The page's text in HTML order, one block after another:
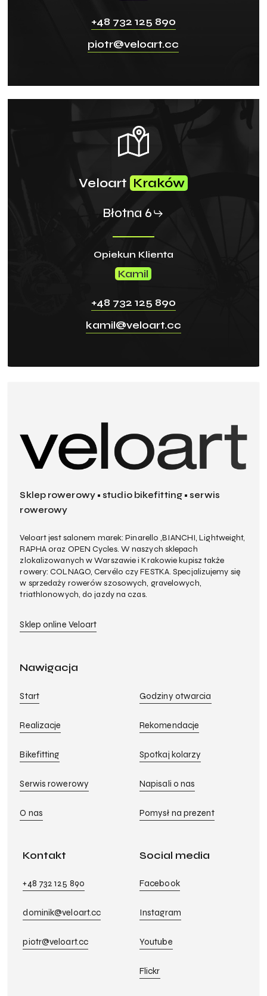
+48 732 125 890
piotr@veloart.cc
Veloart Kraków
Błotna 6
Opiekun Klienta
Kamil
+48 732 125 890
kamil@veloart.cc
Sklep rowerowy • studio bikefitting • serwis
rowerowy
Veloart jest salonem marek: Pinarello ,BIANCHI, Lightweight,
RAPHA oraz OPEN Cycles. W naszych sklepach
zlokalizowanych w Warszawie i Krakowie kupisz także
rowery: COLNAGO, Cervélo czy FESTKA. Specjalizujemy się
w sprzedaży rowerów szosowych, gravelowych,
triathlonowych, do jazdy na czas.
Sklep online Veloart
Nawigacja
Start
Realizacje
Bikefitting
Serwis rowerowy
O nas
Godziny otwarcia
Rekomendacje
Spotkaj kolarzy
Napisali o nas
Pomysł na prezent
Kontakt
+48 732 125 890
dominik@veloart.cc
piotr@veloart.cc
Social media
Facebook
Instagram
Youtube
Flickr